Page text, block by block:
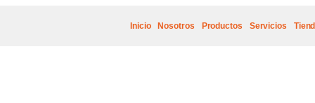
Inicio Nosotros Productos Servicios